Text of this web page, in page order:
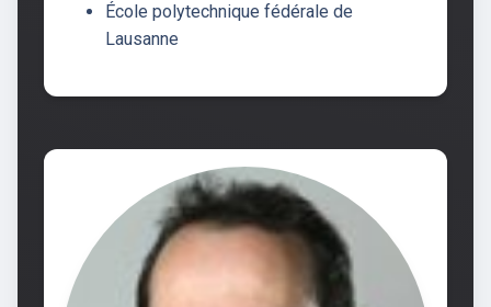
École polytechnique fédérale de
Lausanne